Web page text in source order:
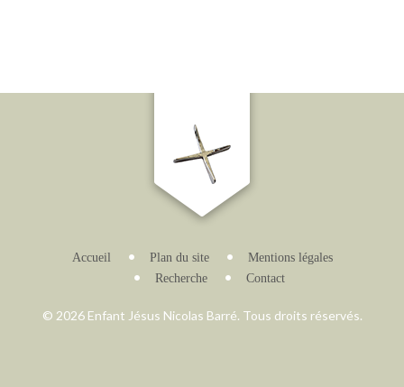
Accueil Plan du site
Mentions légales
Recherche
Contact
© 2026 Enfant Jésus Nicolas Barré. Tous droits réservés.